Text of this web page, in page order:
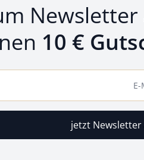
10 €
jetzt